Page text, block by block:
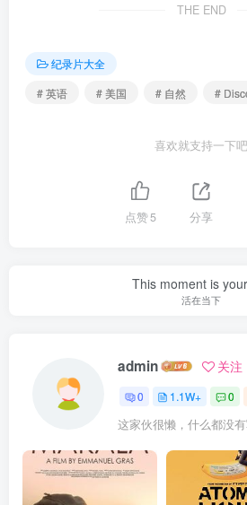
THE END
纪录片大全
# 英语
# 美国 # 自然 #
喜欢就支持一下吧
点赞5 分享
This moment is
活在当下
admin 关注
0 1.1W+ 0
这家伙很懒，什么都没